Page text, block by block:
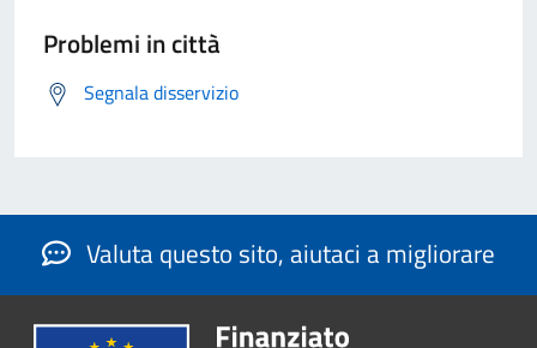
Problemi in città
Segnala disservizio
Valuta questo sito, aiutaci a migliorare